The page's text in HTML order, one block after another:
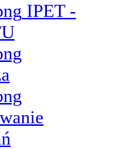
IPET -